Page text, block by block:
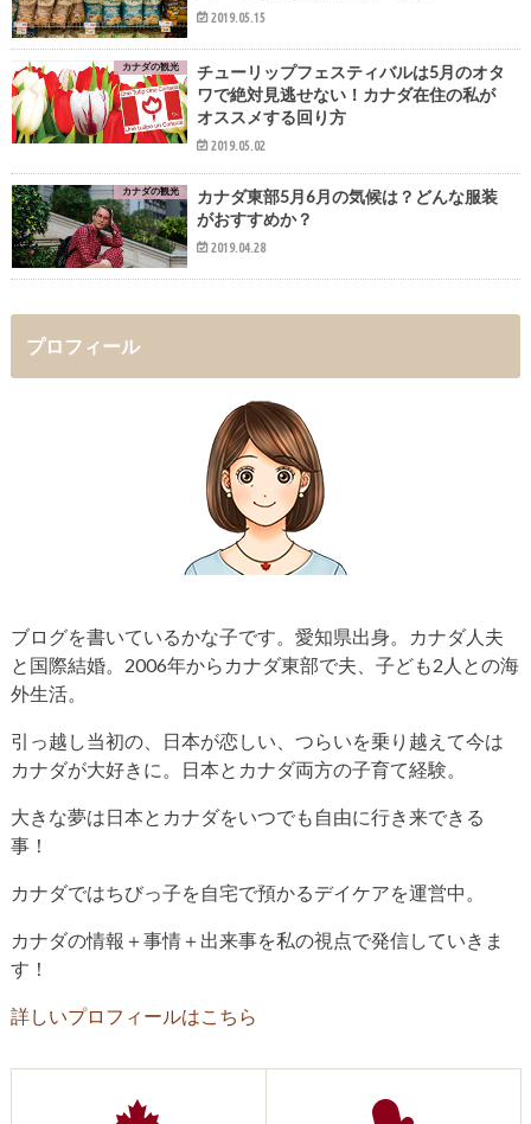
2019.05.15
カナダの観光
チューリップフェスティバルは5月のオタ
ワで絶対見逃せない！カナダ在住の私が
オススメする回り方
2019.05.02
カナダの観光
カナダ東部5月6月の気候は？どんな服装
がおすすめか？
2019.04.28
プロフィール
ブログを書いているかな子です。愛知県出身。カナダ人夫
と国際結婚。2006年からカナダ東部で夫、子ども2人との海
外生活。
引っ越し当初の、日本が恋しい、つらいを乗り越えて今は
カナダが大好きに。日本とカナダ両方の子育て経験。
大きな夢は日本とカナダをいつでも自由に行き来できる
事！
カナダではちびっ子を自宅で預かるデイケアを運営中。
カナダの情報＋事情＋出来事を私の視点で発信していきま
す！
詳しいプロフィールはこちら